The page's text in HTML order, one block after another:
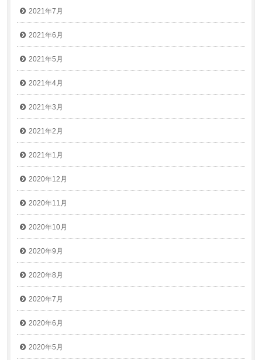
2021年7月
2021年6月
2021年5月
2021年4月
2021年3月
2021年2月
2021年1月
2020年12月
2020年11月
2020年10月
2020年9月
2020年8月
2020年7月
2020年6月
2020年5月